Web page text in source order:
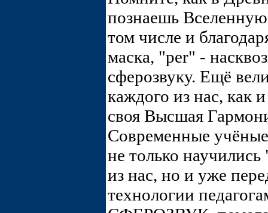
познаешь
том числе и
маска, "per" -
сферозвуку. Ещё
каждого из нас, как
своя Высшая
Современные
не только
из нас, но и уже
технологии